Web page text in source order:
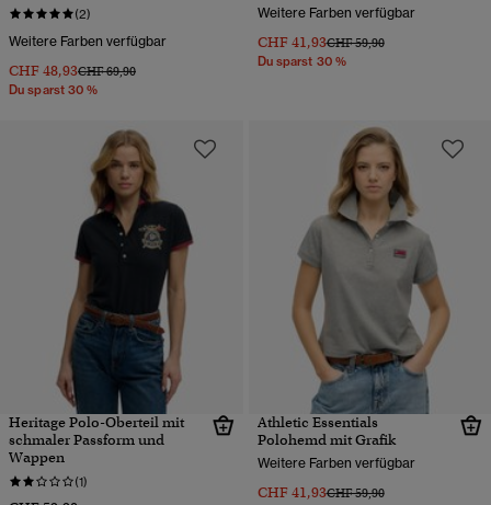
(2)
Weitere Farben verfügbar
CHF 48,93Preis wurde reduziert von
CHF 69,90bis
Du sparst 30 %
Weitere Farben verfügbar
CHF 41,93Preis wurde reduziert von
CHF 59,90bis
Du sparst 30 %
Heritage Polo-Oberteil mit
schmaler Passform und
Wappen
(1)
Athletic Essentials
Polohemd mit Grafik
Weitere Farben verfügbar
CHF 41,93Preis wurde reduziert von
CHF 59,90bis